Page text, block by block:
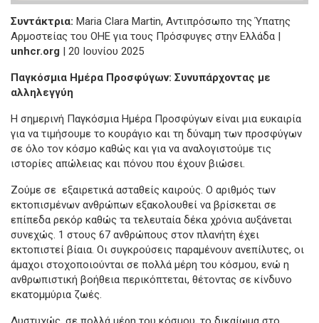
Συντάκτρια: Maria Clara Martin, Αντιπρόσωπο της Ύπατης
Αρμοστείας του ΟΗΕ για τους Πρόσφυγες στην Ελλάδα |
unhcr.org | 20 Ιουνίου 2025
Παγκόσμια Ημέρα Προσφύγων: Συνυπάρχοντας με
αλληλεγγύη
Η σημερινή Παγκόσμια Ημέρα Προσφύγων είναι μια ευκαιρία
για να τιμήσουμε το κουράγιο και τη δύναμη των προσφύγων
σε όλο τον κόσμο καθώς και για να αναλογιστούμε τις
ιστορίες απώλειας και πόνου που έχουν βιώσει.
Ζούμε σε εξαιρετικά ασταθείς καιρούς. Ο αριθμός των
εκτοπισμένων ανθρώπων εξακολουθεί να βρίσκεται σε
επίπεδα ρεκόρ καθώς τα τελευταία δέκα χρόνια αυξάνεται
συνεχώς. 1 στους 67 ανθρώπους στον πλανήτη έχει
εκτοπιστεί βίαια. Οι συγκρούσεις παραμένουν ανεπίλυτες, οι
άμαχοι στοχοποιούνται σε πολλά μέρη του κόσμου, ενώ η
ανθρωπιστική βοήθεια περικόπτεται, θέτοντας σε κίνδυνο
εκατομμύρια ζωές.